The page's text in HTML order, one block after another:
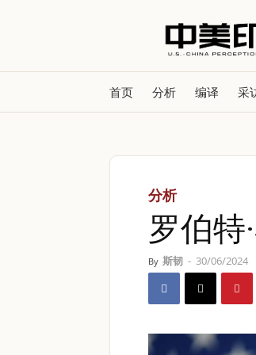
首页 分析 编译 采
分析
罗伯特
By 斯韧 - 30/06/2024